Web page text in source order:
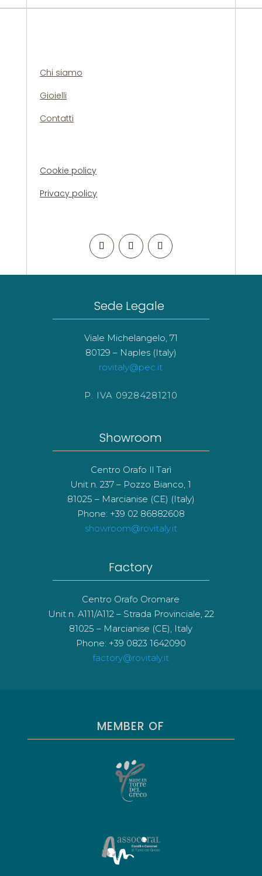
Chi siamo
Gioielli
Contatti
Cookie policy
Privacy policy
Sede Legale
Viale Michelangelo, 71
80129 – Naples (Italy)
rovitaly@pec.it
P. IVA 09284281210
Showroom
Centro Orafo Il Tarì
Unit n. 237 – Pozzo Bianco, 1
81025 – Marcianise (CE) (Italy)
Phone: +39 02 86882608
showroom@rovitaly.it
Factory
Centro Orafo Oromare
Unit n. A111/A112 – Strada Provinciale, 22
81025 – Marcianise (CE), Italy
Phone: +39 0823 1642090
factory@rovitaly.it
MEMBER OF